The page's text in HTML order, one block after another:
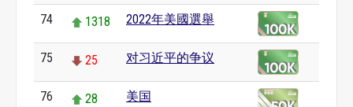
74 1318 2022年美國選舉
75 25 对习近平的争议
76 28 美国